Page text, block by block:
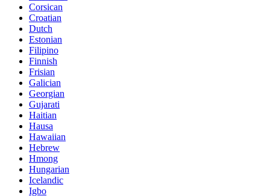
Corsican
Croatian
Dutch
Estonian
Filipino
Finnish
Frisian
Galician
Georgian
Gujarati
Haitian
Hausa
Hawaiian
Hebrew
Hmong
Hungarian
Icelandic
Igbo